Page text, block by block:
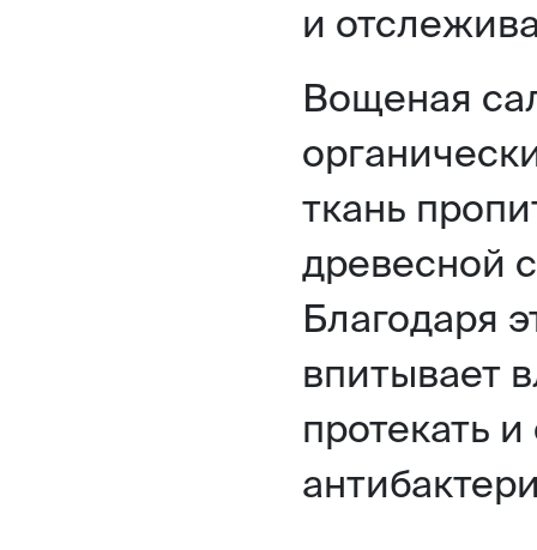
и
Вощеная
ткань
древесной
Благодаря
впитывает
протекать